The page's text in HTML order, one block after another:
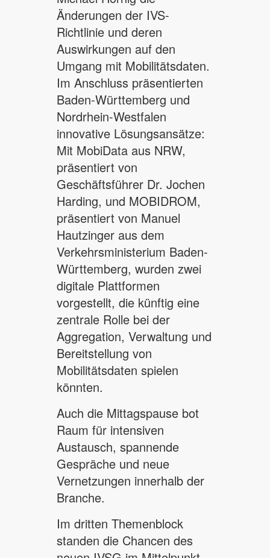
Änderungen der IVS-
Richtlinie und deren
Auswirkungen auf den
Umgang mit Mobilitätsdaten.
Im Anschluss präsentierten
Baden-Württemberg und
Nordrhein-Westfalen
innovative Lösungsansätze:
Mit MobiData aus NRW,
präsentiert von
Geschäftsführer Dr. Jochen
Harding, und MOBIDROM,
präsentiert von Manuel
Hautzinger aus dem
Verkehrsministerium Baden-
Württemberg, wurden zwei
digitale Plattformen
vorgestellt, die künftig eine
zentrale Rolle bei der
Aggregation, Verwaltung und
Bereitstellung von
Mobilitätsdaten spielen
könnten.
Auch die Mittagspause bot
Raum für intensiven
Austausch, spannende
Gespräche und neue
Vernetzungen innerhalb der
Branche.
Im dritten Themenblock
standen die Chancen des